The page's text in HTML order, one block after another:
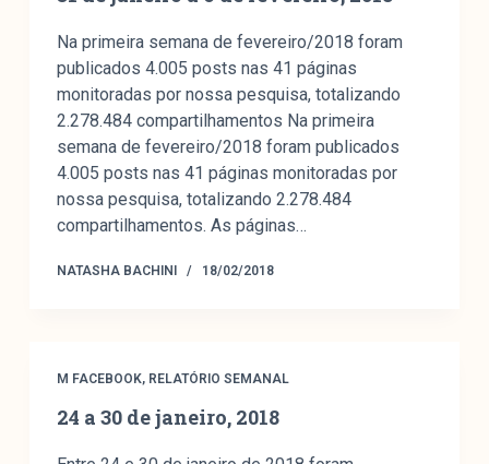
Na primeira semana de fevereiro/2018 foram
publicados 4.005 posts nas 41 páginas
monitoradas por nossa pesquisa, totalizando
2.278.484 compartilhamentos Na primeira
semana de fevereiro/2018 foram publicados
4.005 posts nas 41 páginas monitoradas por
nossa pesquisa, totalizando 2.278.484
compartilhamentos. As páginas…
NATASHA BACHINI 18/02/2018
M FACEBOOK, RELATÓRIO SEMANAL
24 a 30 de janeiro, 2018